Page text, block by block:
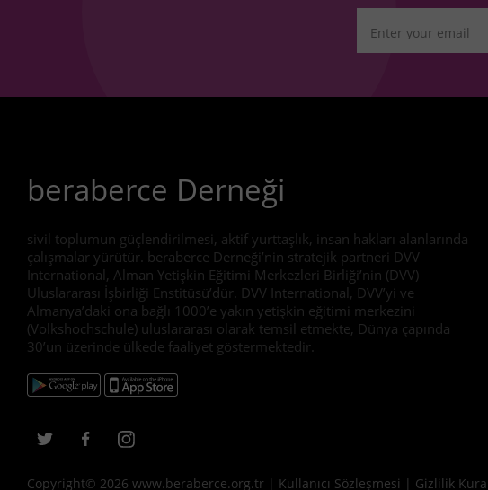
beraberce Derneği
sivil toplumun güçlendirilmesi, aktif yurttaşlık, insan hakları alanlarında
çalışmalar yürütür. beraberce Derneği’nin stratejik partneri DVV
International, Alman Yetişkin Eğitimi Merkezleri Birliği’nin (DVV)
Uluslararası İşbirliği Enstitüsü’dür. DVV International, DVV’yi ve
Almanya’daki ona bağlı 1000’e yakın yetişkin eğitimi merkezini
(Volkshochschule) uluslararası olarak temsil etmekte, Dünya çapında
30’un üzerinde ülkede faaliyet göstermektedir.
Copyright© 2026 www.beraberce.org.tr | Kullanıcı Sözleşmesi | Gizlilik